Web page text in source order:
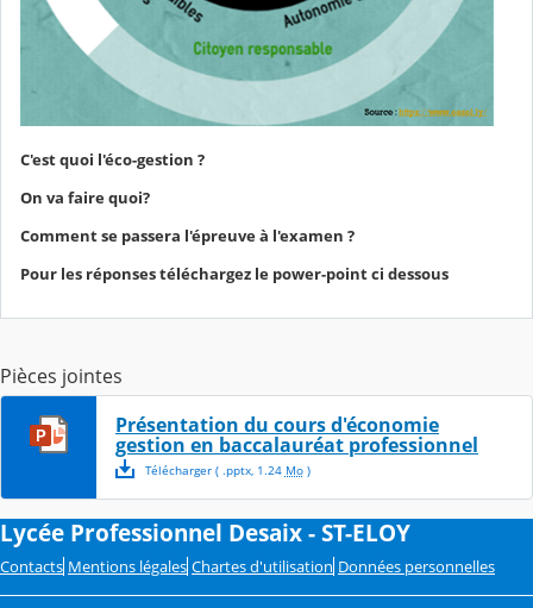
C'est quoi l'éco-gestion ?
On va faire quoi?
Comment se passera l'épreuve à l'examen ?
Pour les réponses téléchargez le power-point ci dessous
Pièces jointes
Présentation du cours d'économie
gestion en baccalauréat professionnel
Télécharger( .pptx, 1.24 Mo)
Lycée Professionnel Desaix - ST-ELOY
Contacts Mentions légales Chartes d'utilisation Données personnelles